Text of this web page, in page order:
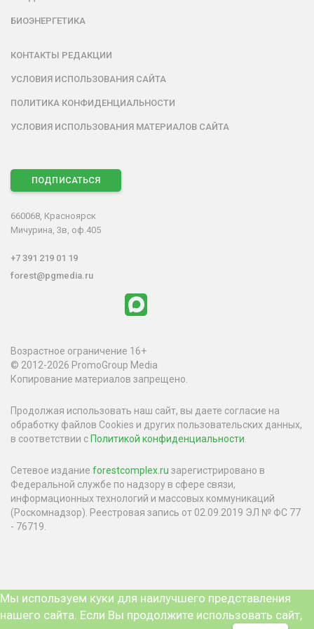
БИОЭНЕРГЕТИКА
КОНТАКТЫ РЕДАКЦИИ
УСЛОВИЯ ИСПОЛЬЗОВАНИЯ САЙТА
ПОЛИТИКА КОНФИДЕНЦИАЛЬНОСТИ
УСЛОВИЯ ИСПОЛЬЗОВАНИЯ МАТЕРИАЛОВ САЙТА
ПОДПИСАТЬСЯ
660068, Красноярск
Мичурина, 3в, оф.405
+7 391 219 01 19
forest@pgmedia.ru
Возрастное ограничение 16+
© 2012-2026 PromoGroup Media
Копирование материалов запрещено.
Продолжая использовать наш сайт, вы даете согласие на
обработку файлов Cookies и других пользовательских данных,
в соответствии с Политикой конфиденциальности.
Сетевое издание forestcomplex.ru зарегистрировано в
Федеральной службе по надзору в сфере связи,
информационных технологий и массовых коммуникаций
(Роскомнадзор). Реестровая запись от 02.09.2019 ЭЛ № ФС 77
- 76719.
Мы используем куки для наилучшего представления
нашего сайта. Если Вы продолжите использовать сайт,